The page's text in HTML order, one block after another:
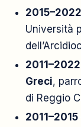
2015–2022
Università
2011–2022
Greci,
di Reggio
2011–2015